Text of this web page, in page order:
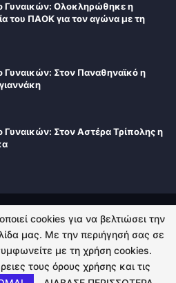
Γυναικών: Ολοκληρώθηκε η
του ΠΑΟΚ για τον αγώνα με τη
Γυναικών: Στον Παναθηναϊκό η
Γυναικών: Στον Αστέρα Τρίπολης η
ΕΠΙΚΟΙΝΩΝΙΑ
All Rights Reserved.
cookies για να βελτιώσει την
μας. Με την περιήγησή σας σε
με τη χρήση cookies.
τους όρους χρήσης και τις